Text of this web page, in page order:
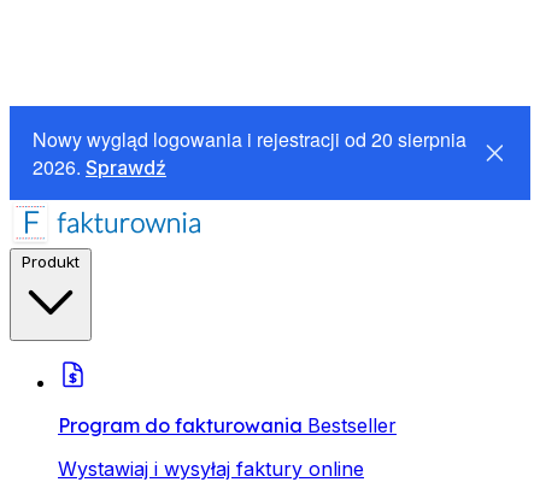
Nowy wygląd logowania i rejestracji od 20 sierpnia
2026. Sprawdź
Program do fakturowania Bestseller
Wystawiaj i wysyłaj faktury online